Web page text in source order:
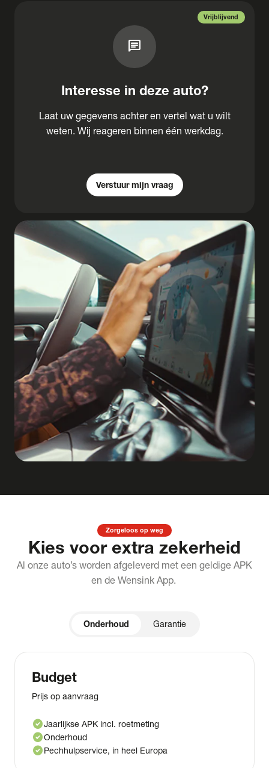
Vrijblijvend
chat
Interesse in deze auto?
Laat uw gegevens achter en vertel wat u wilt
weten. Wij reageren binnen één werkdag.
Verstuur mijn vraag
Zorgeloos op weg
Kies voor extra zekerheid
Al onze auto’s worden afgeleverd met een geldige APK
en de Wensink App.
Onderhoud Garantie
Budget
Prijs op aanvraag
check_circleJaarlijkse APK incl. roetmeting
check_circleOnderhoud
check_circlePechhulpservice, in heel Europa